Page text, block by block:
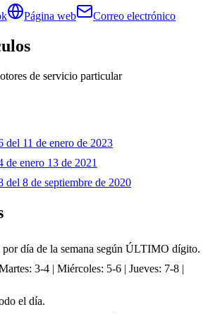
Página web Correo electrónico
de servicio particular
del 11 de enero de 2023
de enero 13 de 2021
del 8 de septiembre de 2020
día de la semana según ÚLTIMO dígito.
3-4 | Miércoles: 5-6 | Jueves: 7-8 |
el día.